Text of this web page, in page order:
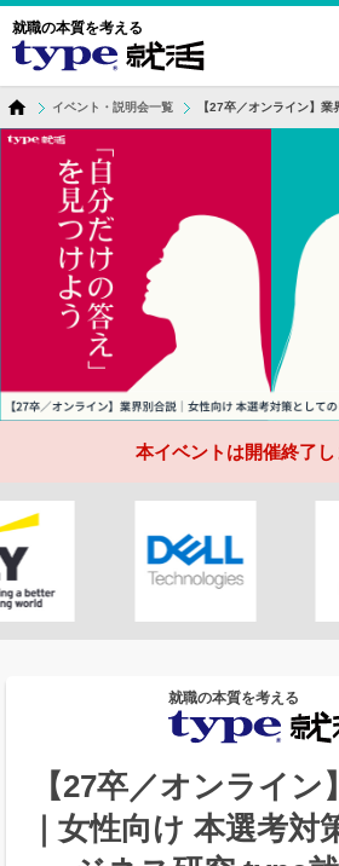
就職の本質を考える
イベント・説明会一覧 【27卒／オンライン】
本イベントは開催終了し
就職の本質を考える
【27卒／オンライン
｜女性向け 本選考